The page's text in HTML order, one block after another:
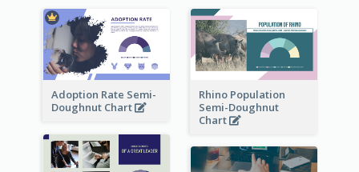
Adoption Rate Semi-
Doughnut Chart
Rhino Population
Semi-Doughnut
Chart